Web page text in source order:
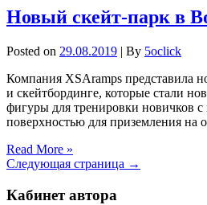
Новый скейт-парк в
Posted on 29.08.2019 | By 5oclick
Компания XSAramps представила
и скейтбординге, которые стали
фигуры для тренировки новичков
поверхностью для приземления на
Read More »
Следующая страница →
Кабинет автора